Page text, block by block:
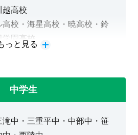
越高校
校・海星高校・暁高校・鈴
園高校
っと見る
中学生
中・三重平中・中部中・笹